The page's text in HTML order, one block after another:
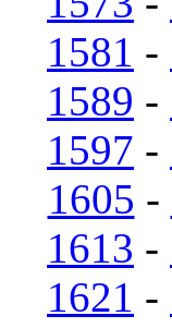
1581 -
1589 -
1597 -
1605 -
1613 -
1621 -